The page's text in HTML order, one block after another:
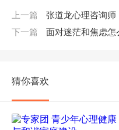
上一篇
张道龙心理咨询师《国
下一篇
面对迷茫和焦虑怎
猜你喜欢